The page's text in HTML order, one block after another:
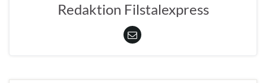
Redaktion Filstalexpress